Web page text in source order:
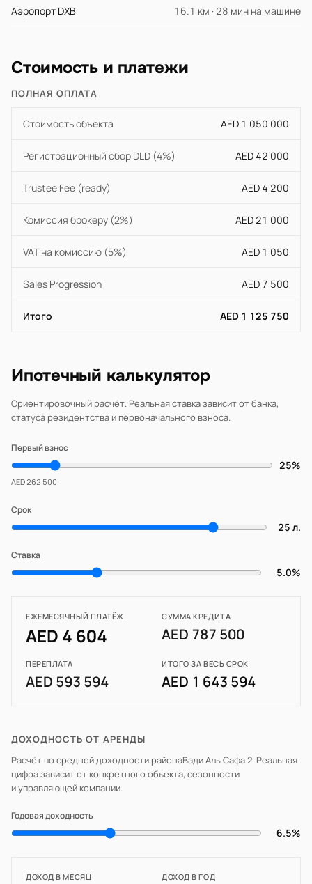
Аэропорт DXB 16.1 км · 28 мин на машине
Стоимость и платежи
ПОЛНАЯ ОПЛАТА
Стоимость объекта AED 1 050 000
Регистрационный сбор DLD (4%) AED 42 000
Trustee Fee (ready) AED 4 200
Комиссия брокеру (2%) AED 21 000
VAT на комиссию (5%) AED 1 050
Sales Progression AED 7 500
Итого AED 1 125 750
Ипотечный калькулятор
Ориентировочный расчёт. Реальная ставка зависит от банка,
статуса резидентства и первоначального взноса.
Первый взнос
25%
AED 262 500
Срок
25 л.
Ставка
5.0%
ЕЖЕМЕСЯЧНЫЙ ПЛАТЁЖ
AED 4 604
СУММА КРЕДИТА
AED 787 500
ПЕРЕПЛАТА
AED 593 594
ИТОГО ЗА ВЕСЬ СРОК
AED 1 643 594
ДОХОДНОСТЬ ОТ АРЕНДЫ
Расчёт по средней доходности районаВади Аль Сафа 2. Реальная
цифра зависит от конкретного объекта, сезонности
и управляющей компании.
Годовая доходность
6.5%
ДОХОД В МЕСЯЦ ДОХОД В ГОД